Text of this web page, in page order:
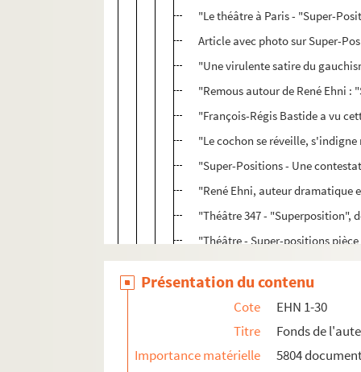
"Le théâtre à Paris - "Super-
Article avec photo sur Super-
"Une virulente satire du
"Remous autour de René Ehni :
"François-Régis Bastide a vu
"Le cochon se réveille,
"Super-Positions - Une
"René Ehni, auteur dramatique
"Théâtre 347 - "Superposition",
"Théâtre - Super-positions
"Entretien - René Ehni est son
"Aux antipodes : Ehni et
Présentation du contenu
Cote
EHN 1-30
Titre
Fonds de
Importance matérielle
5804